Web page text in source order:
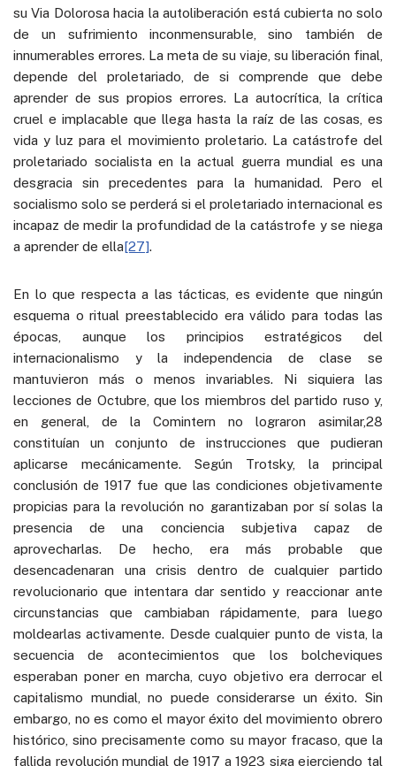
su Via Dolorosa hacia la autoliberación está cubierta no solo
de un sufrimiento inconmensurable, sino también de
innumerables errores. La meta de su viaje, su liberación final,
depende del proletariado, de si comprende que debe
aprender de sus propios errores. La autocrítica, la crítica
cruel e implacable que llega hasta la raíz de las cosas, es
vida y luz para el movimiento proletario. La catástrofe del
proletariado socialista en la actual guerra mundial es una
desgracia sin precedentes para la humanidad. Pero el
socialismo solo se perderá si el proletariado internacional es
incapaz de medir la profundidad de la catástrofe y se niega
a aprender de ella[27].
En lo que respecta a las tácticas, es evidente que ningún
esquema o ritual preestablecido era válido para todas las
épocas, aunque los principios estratégicos del
internacionalismo y la independencia de clase se
mantuvieron más o menos invariables. Ni siquiera las
lecciones de Octubre, que los miembros del partido ruso y,
en general, de la Comintern no lograron asimilar,28
constituían un conjunto de instrucciones que pudieran
aplicarse mecánicamente. Según Trotsky, la principal
conclusión de 1917 fue que las condiciones objetivamente
propicias para la revolución no garantizaban por sí solas la
presencia de una conciencia subjetiva capaz de
aprovecharlas. De hecho, era más probable que
desencadenaran una crisis dentro de cualquier partido
revolucionario que intentara dar sentido y reaccionar ante
circunstancias que cambiaban rápidamente, para luego
moldearlas activamente. Desde cualquier punto de vista, la
secuencia de acontecimientos que los bolcheviques
esperaban poner en marcha, cuyo objetivo era derrocar el
capitalismo mundial, no puede considerarse un éxito. Sin
embargo, no es como el mayor éxito del movimiento obrero
histórico, sino precisamente como su mayor fracaso, que la
fallida revolución mundial de 1917 a 1923 siga ejerciendo tal